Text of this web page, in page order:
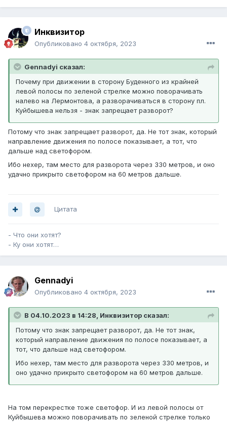
Инквизитор
Опубликовано 4 октября, 2023
Gennadyi сказал:
Почему при движении в сторону Буденного из крайней
левой полосы по зеленой стрелке можно поворачивать
налево на Лермонтова, а разворачиваться в сторону пл.
Куйбышева нельзя - знак запрещает разворот?
Потому что знак запрещает разворот, да. Не тот знак, который
направление движения по полосе показывает, а тот, что
дальше над светофором.
Ибо нехер, там место для разворота через 330 метров, и оно
удачно прикрыто светофором на 60 метров дальше.
Цитата
- Что они хотят?
- Ку они хотят…
Gennadyi
Опубликовано 4 октября, 2023
В 04.10.2023 в 14:28, Инквизитор сказал:
Потому что знак запрещает разворот, да. Не тот знак,
который направление движения по полосе показывает, а
тот, что дальше над светофором.
Ибо нехер, там место для разворота через 330 метров, и
оно удачно прикрыто светофором на 60 метров дальше.
На том перекрестке тоже светофор. И из левой полосы от
Куйбышева можно поворачивать по зеленой стрелке только